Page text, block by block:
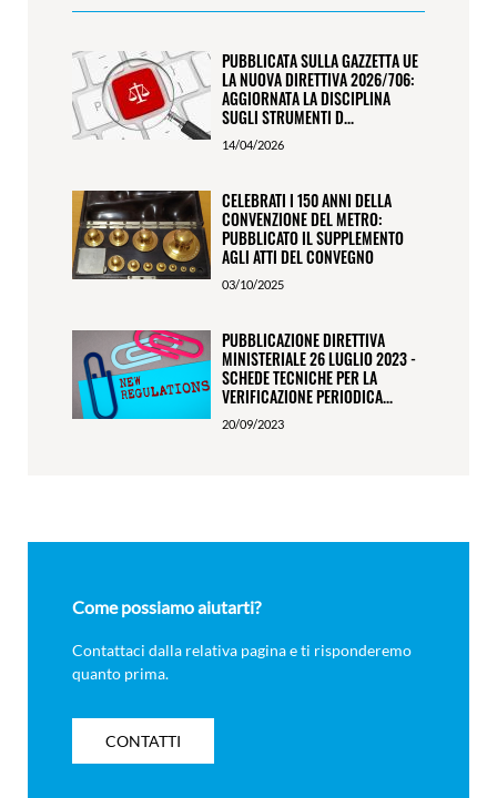
PUBBLICATA SULLA GAZZETTA UE
LA NUOVA DIRETTIVA 2026/706:
AGGIORNATA LA DISCIPLINA
SUGLI STRUMENTI D...
14/04/2026
CELEBRATI I 150 ANNI DELLA
CONVENZIONE DEL METRO:
PUBBLICATO IL SUPPLEMENTO
AGLI ATTI DEL CONVEGNO
03/10/2025
PUBBLICAZIONE DIRETTIVA
MINISTERIALE 26 LUGLIO 2023 -
SCHEDE TECNICHE PER LA
VERIFICAZIONE PERIODICA...
20/09/2023
Come possiamo aiutarti?
Contattaci dalla relativa pagina e ti risponderemo
quanto prima.
CONTATTI